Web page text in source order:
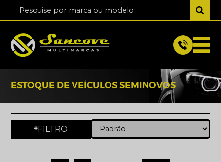
ESTOQUE DE VEÍCULOS SEMINOVOS
+FILTRO